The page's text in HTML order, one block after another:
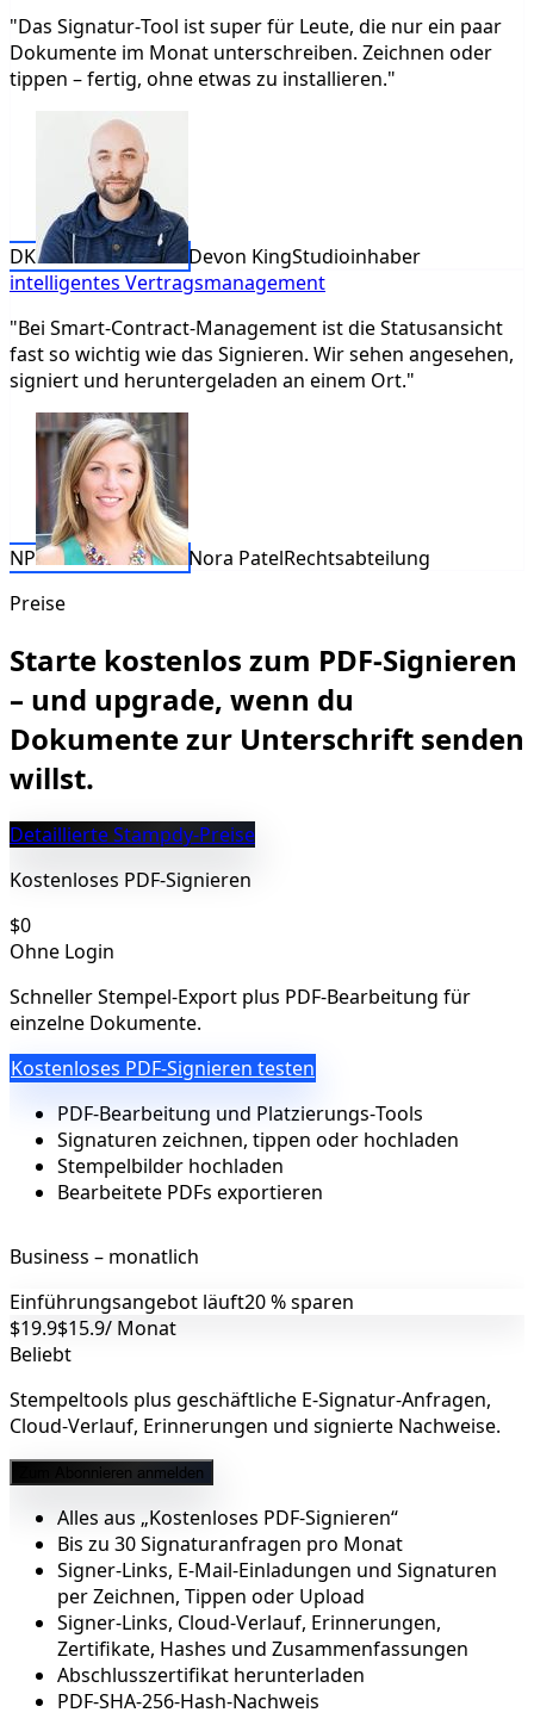
"Das Signatur‑Tool ist super für Leute, die nur ein paar
Dokumente im Monat unterschreiben. Zeichnen oder
tippen – fertig, ohne etwas zu installieren."
DK Devon KingStudioinhaber
intelligentes Vertragsmanagement
"Bei Smart‑Contract‑Management ist die Statusansicht
fast so wichtig wie das Signieren. Wir sehen angesehen,
signiert und heruntergeladen an einem Ort."
NP Nora PatelRechtsabteilung
Preise
Starte kostenlos zum PDF‑Signieren
– und upgrade, wenn du
Dokumente zur Unterschrift senden
willst.
Detaillierte Stampdy‑Preise
Kostenloses PDF‑Signieren
$0
Ohne Login
Schneller Stempel-Export plus PDF-Bearbeitung für
einzelne Dokumente.
Kostenloses PDF‑Signieren testen
PDF‑Bearbeitung und Platzierungs‑Tools
Signaturen zeichnen, tippen oder hochladen
Stempelbilder hochladen
Bearbeitete PDFs exportieren
Business – monatlich
Einführungsangebot läuft20 % sparen
$19.9$15.9/ Monat
Beliebt
Stempeltools plus geschäftliche E-Signatur-Anfragen,
Cloud-Verlauf, Erinnerungen und signierte Nachweise.
Zum Abonnieren anmelden
Alles aus „Kostenloses PDF‑Signieren“
Bis zu 30 Signaturanfragen pro Monat
Signer-Links, E-Mail-Einladungen und Signaturen
per Zeichnen, Tippen oder Upload
Signer-Links, Cloud-Verlauf, Erinnerungen,
Zertifikate, Hashes und Zusammenfassungen
Abschlusszertifikat herunterladen
PDF-SHA-256-Hash-Nachweis